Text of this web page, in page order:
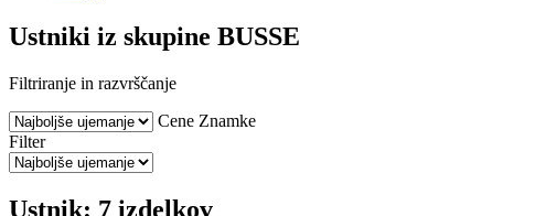
Ustniki iz skupine BUSSE
Filtriranje in razvrščanje
Cene Znamke
Filter
Ustnik: 7 izdelkov